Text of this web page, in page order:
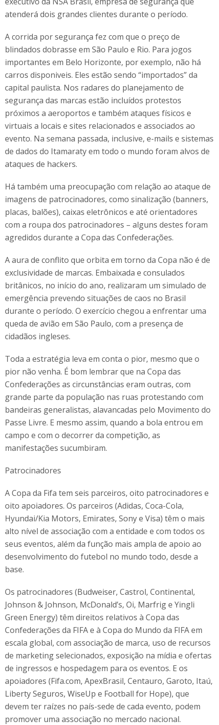
atenderá dois grandes clientes durante o período.
A corrida por segurança fez com que o preço de
blindados dobrasse em São Paulo e Rio. Para jogos
importantes em Belo Horizonte, por exemplo, não há
carros disponiveis. Eles estão sendo “importados” da
capital paulista. Nos radares do planejamento de
segurança das marcas estão incluídos protestos
próximos a aeroportos e também ataques físicos e
virtuais a locais e sites relacionados e associados ao
evento. Na semana passada, inclusive, e-mails e sistemas
de dados do Itamaraty em todo o mundo foram alvos de
ataques de hackers.
Há também uma preocupação com relação ao ataque de
imagens de patrocinadores, como sinalização (banners,
placas, balões), caixas eletrônicos e até orientadores
com a roupa dos patrocinadores – alguns destes foram
agredidos durante a Copa das Confederações.
A aura de conflito que orbita em torno da Copa não é de
exclusividade de marcas. Embaixada e consulados
britânicos, no início do ano, realizaram um simulado de
emergência prevendo situações de caos no Brasil
durante o período. O exercício chegou a enfrentar uma
queda de avião em São Paulo, com a presença de
cidadãos ingleses.
Toda a estratégia leva em conta o pior, mesmo que o
pior não venha. É bom lembrar que na Copa das
Confederações as circunstâncias eram outras, com
grande parte da população nas ruas protestando com
bandeiras generalistas, alavancadas pelo Movimento do
Passe Livre. E mesmo assim, quando a bola entrou em
campo e com o decorrer da competição, as
manifestações sucumbiram.
Patrocinadores
A Copa da Fifa tem seis parceiros, oito patrocinadores e
oito apoiadores. Os parceiros (Adidas, Coca-Cola,
Hyundai/Kia Motors, Emirates, Sony e Visa) têm o mais
alto nível de associação com a entidade e com todos os
seus eventos, além da função mais ampla de apoio ao
desenvolvimento do futebol no mundo todo, desde a
base.
Os patrocinadores (Budweiser, Castrol, Continental,
Johnson & Johnson, McDonald’s, Oi, Marfrig e Yingli
Green Energy) têm direitos relativos à Copa das
Confederações da FIFA e à Copa do Mundo da FIFA em
escala global, com associação de marca, uso de recursos
de marketing selecionados, exposição na mídia e ofertas
de ingressos e hospedagem para os eventos. E os
apoiadores (Fifa.com, ApexBrasil, Centauro, Garoto, Itaú,
Liberty Seguros, WiseUp e Football for Hope), que
devem ter raízes no país-sede de cada evento, podem
promover uma associação no mercado nacional.